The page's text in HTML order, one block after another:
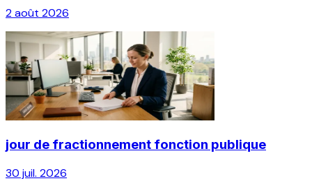
2 août 2026
jour de fractionnement fonction publique
30 juil. 2026